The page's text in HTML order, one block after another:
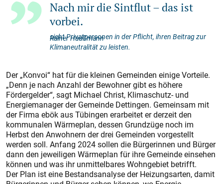
Nach mir die Sintflut – das ist
vorbei.
Rainer Haußmann
sieht Privatpersonen in der Pflicht, ihren Beitrag zur
Klimaneutralität zu leisten.
Der „Konvoi“ hat für die kleinen Gemeinden einige Vorteile.
„Denn je nach Anzahl der Bewohner gibt es höhere
Fördergelder“, sagt Michael Christ, Klimaschutz- und
Energiemanager der Gemeinde Dettingen. Gemeinsam mit
der Firma ebök aus Tübingen erarbeitet er derzeit den
kommunalen Wärmeplan, dessen Grundzüge noch im
Herbst den Anwohnern der drei Gemeinden vorgestellt
werden soll. Anfang 2024 sollen die Bürgerinnen und Bürger
dann den jeweiligen Wärmeplan für ihre Gemeinde einsehen
können und was ihr unmittelbares Wohngebiet betrifft.
Der Plan ist eine Bestandsanalyse der Heizungsarten, damit